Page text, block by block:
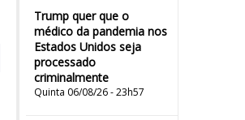
Trump quer que o
médico da pandemia nos
Estados Unidos seja
processado
criminalmente
Quinta 06/08/26 - 23h57